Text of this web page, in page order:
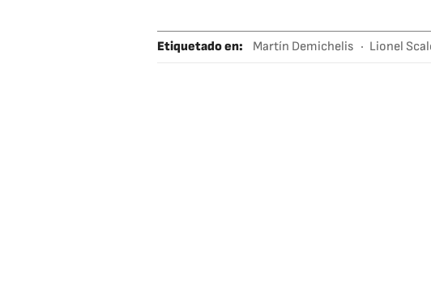
Etiquetado en: Martín Demichelis Lionel